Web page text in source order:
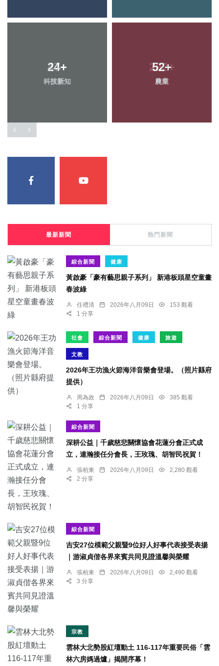
24+
科技新知
52+
農業
最新新聞 熱門新聞
綜合新聞 健康
黃啟豪「豪有藝思親子系列」 新港板頭星空童畫
春波綠
任禮清 2026年八月09日
153 觀看
1 分享
社會 綜合新聞 健康 旅遊
文教
2026年王功漁火節海洋音樂會登場。（照片縣府
提供）
周為政 2026年八月09日
385 觀看
1 分享
綜合新聞
深耕公益｜千歲慈悲關懷協會花蓮分會正式成
立，連瀚接任分會長，王玫瑰、胡智民祝賀！
張柏東 2026年八月09日
2,280 觀看
2 分享
綜合新聞
吉安27位模範父親暨9位好人好事代表接受表揚
｜游淑貞偕各界來賓共同見證溫馨與榮耀
張柏東 2026年八月09日
2,490 觀看
3 分享
宗教
雲林大北勢股紅壇動土 116-117年重要民俗「雲
林六房媽過爐」揭開序幕！